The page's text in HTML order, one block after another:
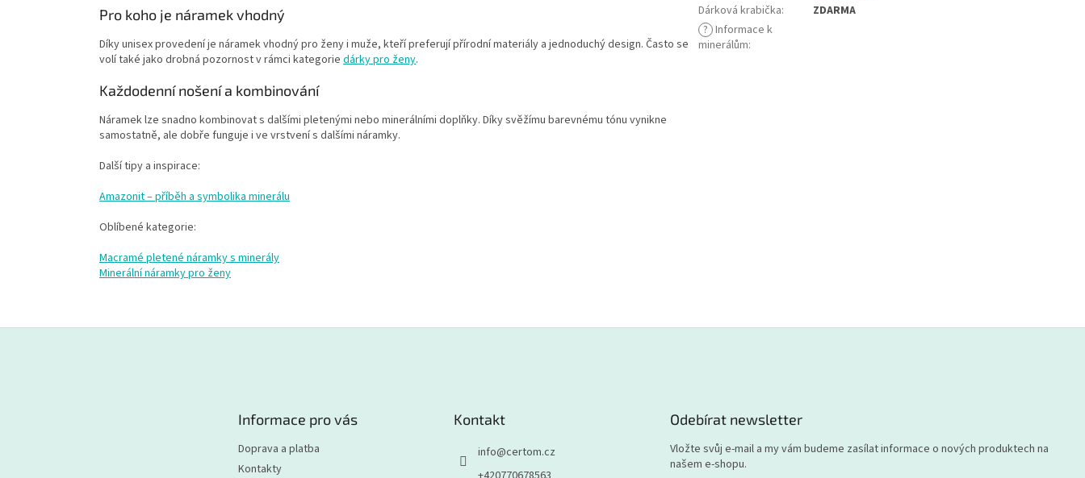
Pro koho je náramek vhodný
Díky unisex provedení je náramek vhodný pro ženy i muže, kteří preferují přírodní materiály a jednoduchý design. Často se
volí také jako drobná pozornost v rámci kategorie dárky pro ženy.
Každodenní nošení a kombinování
Náramek lze snadno kombinovat s dalšími pletenými nebo minerálními doplňky. Díky svěžímu barevnému tónu vynikne
samostatně, ale dobře funguje i ve vrstvení s dalšími náramky.
Další tipy a inspirace:
Amazonit – příběh a symbolika minerálu
Oblíbené kategorie:
Macramé pletené náramky s minerály
Minerální náramky pro ženy
Dárková krabička:
ZDARMA
? Informace k
minerálům:
Informace pro vás
Doprava a platba
Kontakty
Kontakt
info@certom.cz
Odebírat newsletter
Vložte svůj e-mail a my vám budeme zasílat informace o nových produktech na
našem e-shopu.